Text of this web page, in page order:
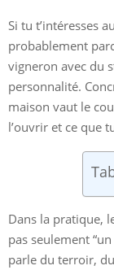
Si tu t’intéresses au
probablement
vigneron avec du
personnalité.
maison vaut le
l’ouvrir et ce que
Dans la pratique,
pas seulement
parle du terroir,